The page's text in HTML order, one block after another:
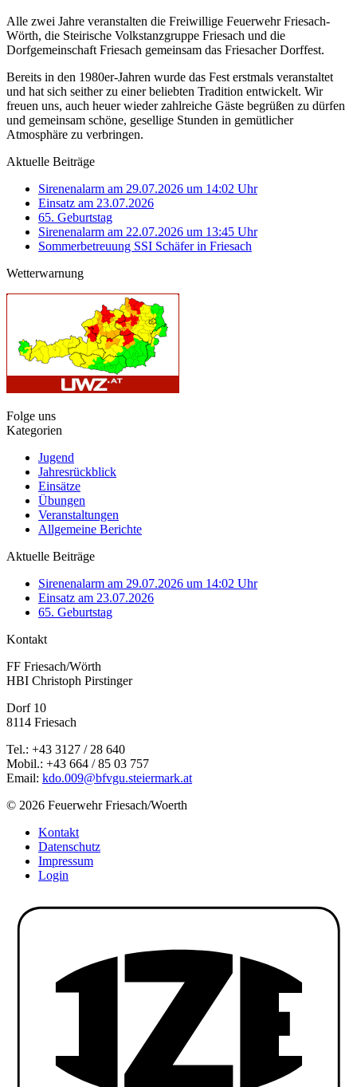
Alle zwei Jahre veranstalten die Freiwillige Feuerwehr Friesach-
Wörth, die Steirische Volkstanzgruppe Friesach und die
Dorfgemeinschaft Friesach gemeinsam das Friesacher Dorffest.
Bereits in den 1980er-Jahren wurde das Fest erstmals veranstaltet
und hat sich seither zu einer beliebten Tradition entwickelt. Wir
freuen uns, auch heuer wieder zahlreiche Gäste begrüßen zu dürfen
und gemeinsam schöne, gesellige Stunden in gemütlicher
Atmosphäre zu verbringen.
Aktuelle Beiträge
Sirenenalarm am 29.07.2026 um 14:02 Uhr
Einsatz am 23.07.2026
65. Geburtstag
Sirenenalarm am 22.07.2026 um 13:45 Uhr
Sommerbetreuung SSI Schäfer in Friesach
Wetterwarnung
Folge uns
Kategorien
Jugend
Jahresrückblick
Einsätze
Übungen
Veranstaltungen
Allgemeine Berichte
Aktuelle Beiträge
Sirenenalarm am 29.07.2026 um 14:02 Uhr
Einsatz am 23.07.2026
65. Geburtstag
Kontakt
FF Friesach/Wörth
HBI Christoph Pirstinger
Dorf 10
8114 Friesach
Tel.: +43 3127 / 28 640
Mobil.: +43 664 / 85 03 757
Email: kdo.009@bfvgu.steiermark.at
© 2026 Feuerwehr Friesach/Woerth
Kontakt
Datenschutz
Impressum
Login